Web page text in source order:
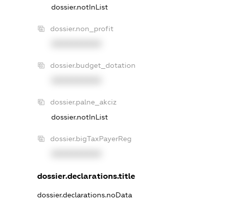
dossier.notInList
dossier.non_profit
dossier.budget_dotation
dossier.palne_akciz
dossier.notInList
dossier.bigTaxPayerReg
dossier.declarations.title
dossier.declarations.noData